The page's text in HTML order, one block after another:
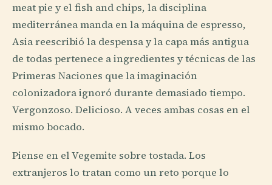
meat pie y el fish and chips, la disciplina
mediterránea manda en la máquina de espresso,
Asia reescribió la despensa y la capa más antigua
de todas pertenece a ingredientes y técnicas de las
Primeras Naciones que la imaginación
colonizadora ignoró durante demasiado tiempo.
Vergonzoso. Delicioso. A veces ambas cosas en el
mismo bocado.
Piense en el Vegemite sobre tostada. Los
extranjeros lo tratan como un reto porque lo